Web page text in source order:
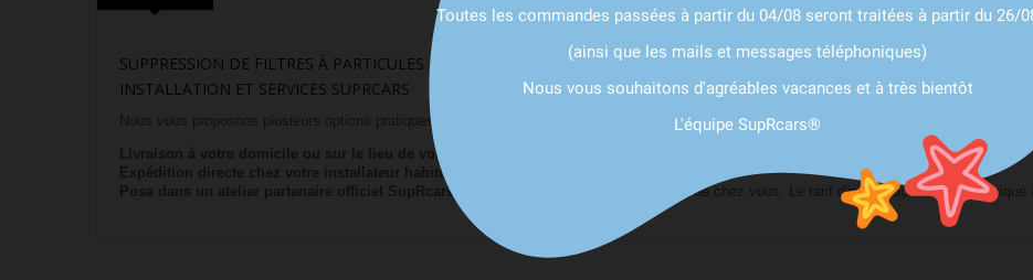
SUPPRESSION DE FILTRES À PARTICULES RAGAZZON POUR BMW M8 F92 F91 600/625CH (2019-10/2021)
INSTALLATION ET SERVICES SUPRCARS
Nous vous proposons plusieurs options pratiques selon vos préférences :
Livraison à votre domicile ou sur le lieu de votre choix
Expédition directe chez votre installateur habituel
Pose dans un atelier partenaire officiel SupRcars*
: sélectionnez un centre agréé près de chez vous. Le tarif d'installation est communiqué
Toutes les commandes passées à partir du 04/08 seront traitées à partir du 26/
(ainsi que les mails et messages téléphoniques)
Nous vous souhaitons d'agréables vacances et à très bientôt
L'équipe SupRcars®